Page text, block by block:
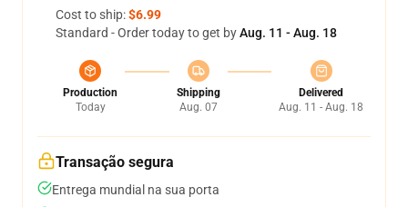
Cost to ship:$6.99
Standard - Order today to get byAug. 11 - Aug. 18
Production
Today
Shipping
Aug. 07
Delivered
Aug. 11 - Aug. 18
Transação segura
Entrega mundial na sua porta